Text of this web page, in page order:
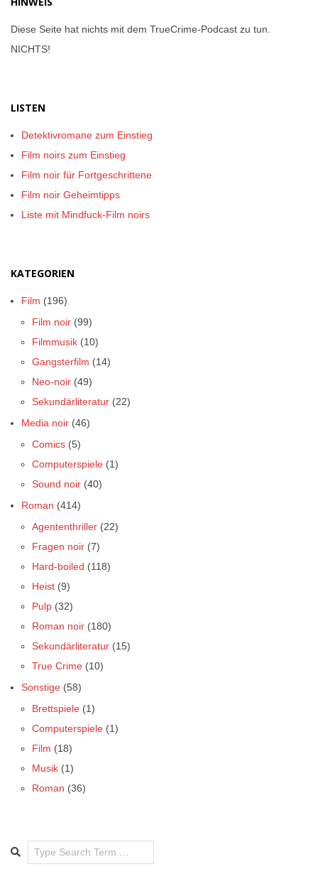
Diese Seite hat nichts mit dem TrueCrime-Podcast zu tun.
NICHTS!
LISTEN
Detektivromane zum Einstieg
Film noirs zum Einstieg
Film noir für Fortgeschrittene
Film noir Geheimtipps
Liste mit Mindfuck-Film noirs
KATEGORIEN
Film (196)
Film noir (99)
Filmmusik (10)
Gangsterfilm (14)
Neo-noir (49)
Sekundärliteratur (22)
Media noir (46)
Comics (5)
Computerspiele (1)
Sound noir (40)
Roman (414)
Agententhriller (22)
Fragen noir (7)
Hard-boiled (118)
Heist (9)
Pulp (32)
Roman noir (180)
Sekundärliteratur (15)
True Crime (10)
Sonstige (58)
Brettspiele (1)
Computerspiele (1)
Film (18)
Musik (1)
Roman (36)
Search